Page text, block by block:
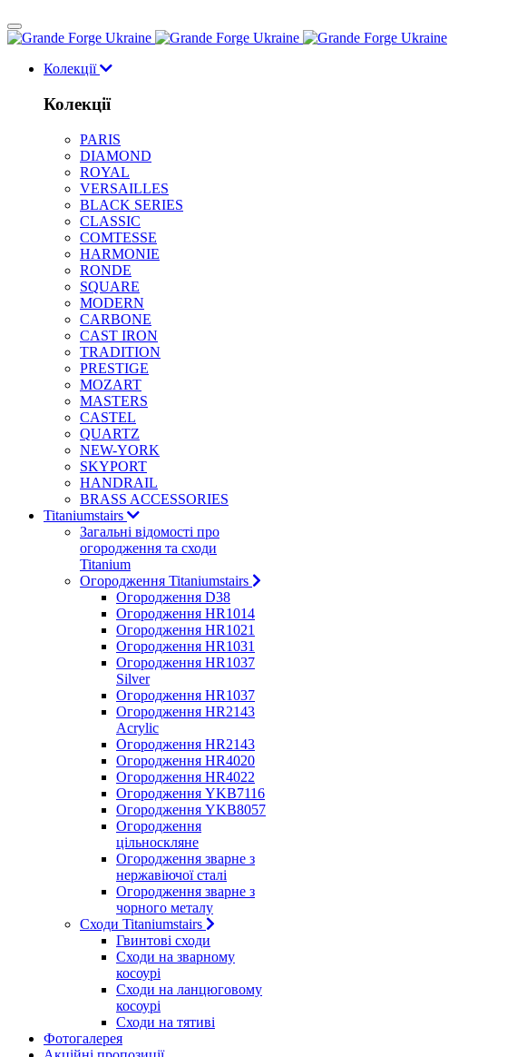
Колекції
Колекції
PARIS
DIAMOND
ROYAL
VERSAILLES
BLACK SERIES
CLASSIC
COMTESSE
HARMONIE
RONDE
SQUARE
MODERN
CARBONE
CAST IRON
TRADITION
PRESTIGE
MOZART
MASTERS
CASTEL
QUARTZ
NEW-YORK
SKYPORT
HANDRAIL
BRASS ACCESSORIES
Titaniumstairs
Загальні відомості про
огородження та сходи
Titanium
Огородження Titaniumstairs
Огородження D38
Огородження HR1014
Огородження HR1021
Огородження HR1031
Огородження HR1037
Silver
Огородження HR1037
Огородження HR2143
Acrylic
Огородження HR2143
Огородження HR4020
Огородження HR4022
Огородження YKB7116
Огородження YKB8057
Огородження
цільноскляне
Огородження зварне з
нержавіючої сталі
Огородження зварне з
чорного металу
Сходи Titaniumstairs
Гвинтові сходи
Cходи на зварному
косоурі
Сходи на ланцюговому
косоурі
Cходи на тятиві
Фотогалерея